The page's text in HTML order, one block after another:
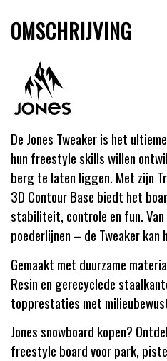
OMSCHRIJVING
De Jones Tweaker is het
hun freestyle skills willen
berg te laten liggen. Met zijn
3D Contour Base biedt het
stabiliteit, controle en fun.
poederlijnen – de Tweaker kan
Gemaakt met duurzame
Resin en gerecyclede
topprestaties met
Jones snowboard kopen?
freestyle board voor park,